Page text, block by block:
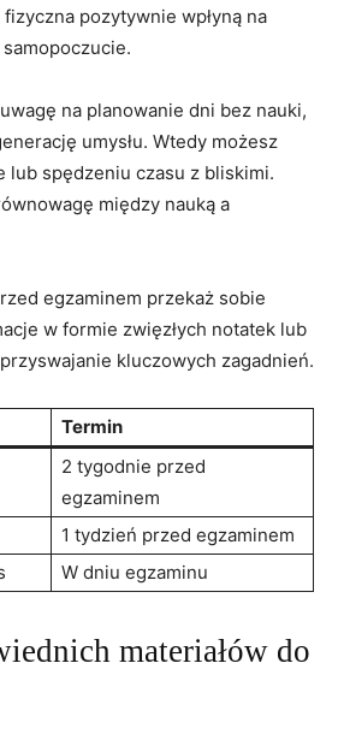
pozytywnie wpłyną na
na planowanie dni bez nauki,
umysłu. Wtedy możesz
lub spędzeniu czasu z bliskimi.
między nauką a
egzaminem przekaż sobie
w formie zwięzłych notatek lub
kluczowych zagadnień.
Termin
2 tygodnie przed
egzaminem
1 tydzień przed egzaminem
W dniu egzaminu
materiałów do